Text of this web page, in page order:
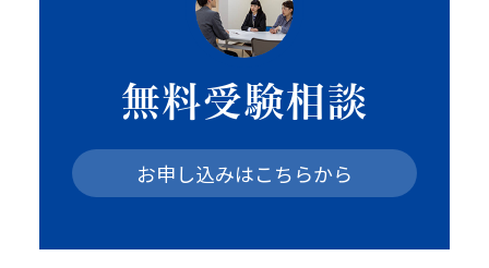
無料受験相談
お申し込みはこちらから